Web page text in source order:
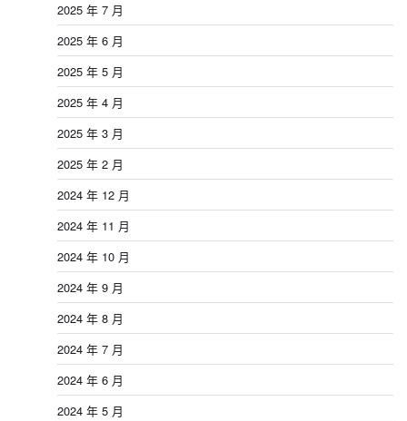
2025 年 7 月
2025 年 6 月
2025 年 5 月
2025 年 4 月
2025 年 3 月
2025 年 2 月
2024 年 12 月
2024 年 11 月
2024 年 10 月
2024 年 9 月
2024 年 8 月
2024 年 7 月
2024 年 6 月
2024 年 5 月